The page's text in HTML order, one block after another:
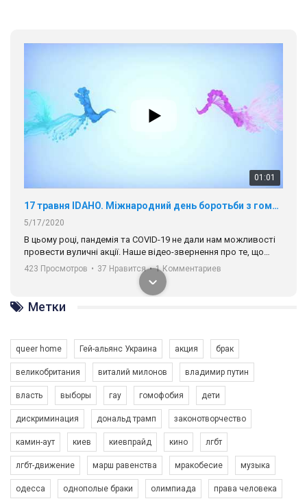
01:01
17 травня IDAHO. Міжнародний день боротьби з гомофобією трансфобією і біфобія.
5/17/2020
В цьому році, пандемія та COVІD-19 не дали нам можливості
провести вуличні акції. Наше відео-звернення про те, що
навіть коли ми у різних містах та не можемо зустрінеться, ми
разом. Ми закликаємо всіх хто поділяє цінності рівності та
солідарності, приєднатися до нас. Регіональні підрозділи
ГАУ є в 16 областях України.
Разом наш голос лунає гучніше!
423 Просмотров • 37 Нравится • 1 Комментариев
Зупинимо насильство проти ЛГБТ в Україні! Stop violence against LGBT in Ukraine!
6/30/2017
Метки
queer home Гей-альянс Украина акция брак
великобритания виталий милонов владимир путин
власть выборы гау гомофобия дети
дискриминация дональд трамп законотворчество
камин-аут киев киевпрайд кино лгбт
лгбт-движение марш равенства мракобесие музыка
одесса однополые браки олимпиада права человека